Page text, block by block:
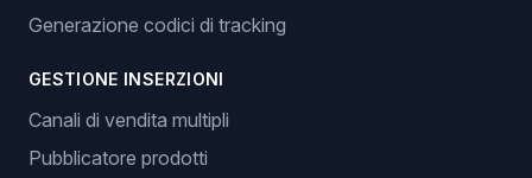
Generazione codici di tracking
GESTIONE INSERZIONI
Canali di vendita multipli
Pubblicatore prodotti